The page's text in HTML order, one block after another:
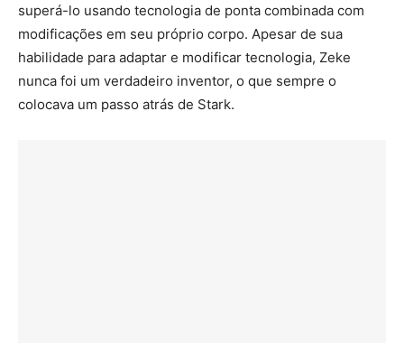
superá-lo usando tecnologia de ponta combinada com
modificações em seu próprio corpo. Apesar de sua
habilidade para adaptar e modificar tecnologia, Zeke
nunca foi um verdadeiro inventor, o que sempre o
colocava um passo atrás de Stark.